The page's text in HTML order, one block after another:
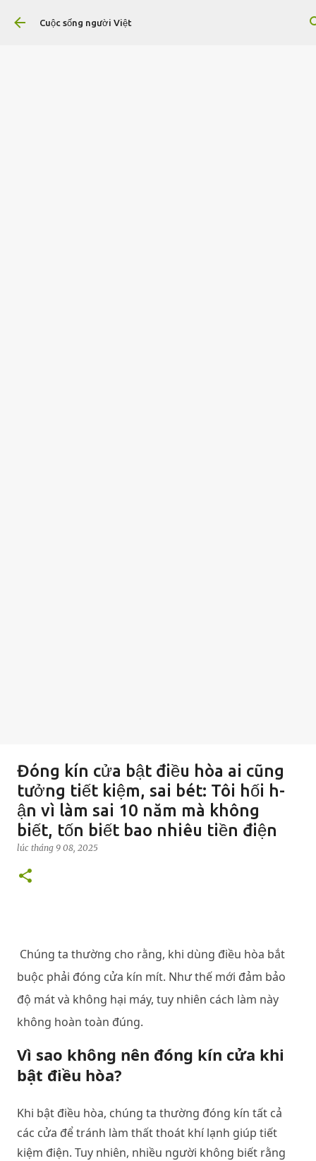
Chuyển đến nội dung chính
Cuộc sống người Việt
Đóng kín cửa bật điều hòa ai cũng
tưởng tiết kiệm, sai bét: Tôi hối h-
ận vì làm sai 10 năm mà không
biết, tốn biết bao nhiêu tiền điện
lúc tháng 9 08, 2025
Chúng ta thường cho rằng, khi dùng điều hòa bắt
buộc phải đóng cửa kín mít. Như thế mới đảm bảo
độ mát và không hại máy, tuy nhiên cách làm này
không hoàn toàn đúng.
Vì sao không nên đóng kín cửa khi
bật điều hòa?
Khi bật điều hòa, chúng ta thường đóng kín tất cả
các cửa để tránh làm thất thoát khí lạnh giúp tiết
kiệm điện. Tuy nhiên, nhiều người không biết rằng